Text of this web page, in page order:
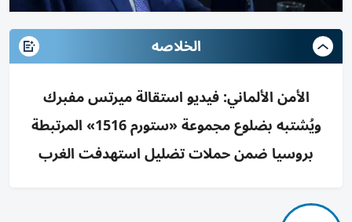
الخلاصه
الأمن الألماني: فيديو استقالة ميرتس مفبرك
ويُشتبه بضلوع مجموعة «ستورم 1516» المرتبطة
بروسيا ضمن حملات تضليل استهدفت الغرب